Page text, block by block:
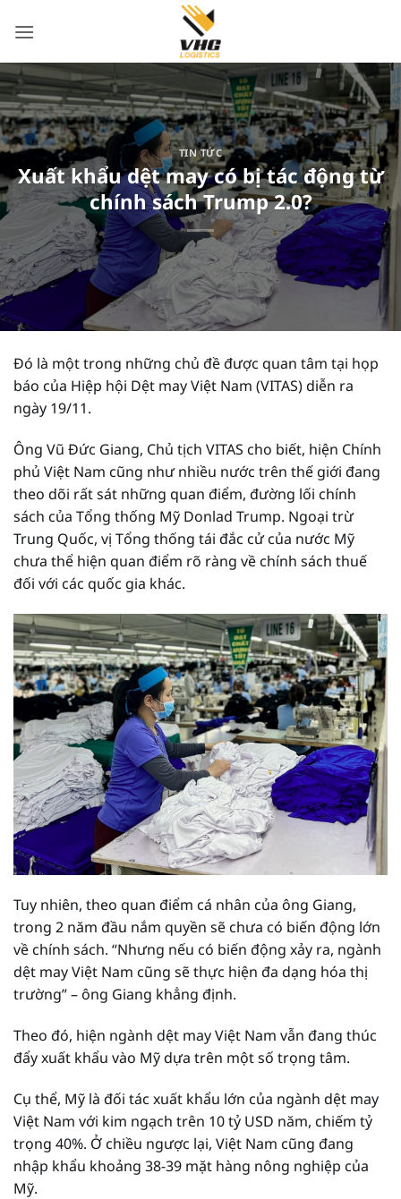
qua
dung
TIN TỨC
Xuất khẩu dệt may có bị tác động từ
chính sách Trump 2.0?
Đó là một trong những chủ đề được quan tâm tại họp
báo của Hiệp hội Dệt may Việt Nam (VITAS) diễn ra
ngày 19/11.
Ông Vũ Đức Giang, Chủ tịch VITAS cho biết, hiện Chính
phủ Việt Nam cũng như nhiều nước trên thế giới đang
theo dõi rất sát những quan điểm, đường lối chính
sách của Tổng thống Mỹ Donlad Trump. Ngoại trừ
Trung Quốc, vị Tổng thống tái đắc cử của nước Mỹ
chưa thể hiện quan điểm rõ ràng về chính sách thuế
đối với các quốc gia khác.
Tuy nhiên, theo quan điểm cá nhân của ông Giang,
trong 2 năm đầu nắm quyền sẽ chưa có biến động lớn
về chính sách. “Nhưng nếu có biến động xảy ra, ngành
dệt may Việt Nam cũng sẽ thực hiện đa dạng hóa thị
trường” – ông Giang khẳng định.
Theo đó, hiện ngành dệt may Việt Nam vẫn đang thúc
đẩy xuất khẩu vào Mỹ dựa trên một số trọng tâm.
Cụ thể, Mỹ là đối tác xuất khẩu lớn của ngành dệt may
Việt Nam với kim ngạch trên 10 tỷ USD năm, chiếm tỷ
trọng 40%. Ở chiều ngược lại, Việt Nam cũng đang
nhập khẩu khoảng 38-39 mặt hàng nông nghiệp của
Mỹ.